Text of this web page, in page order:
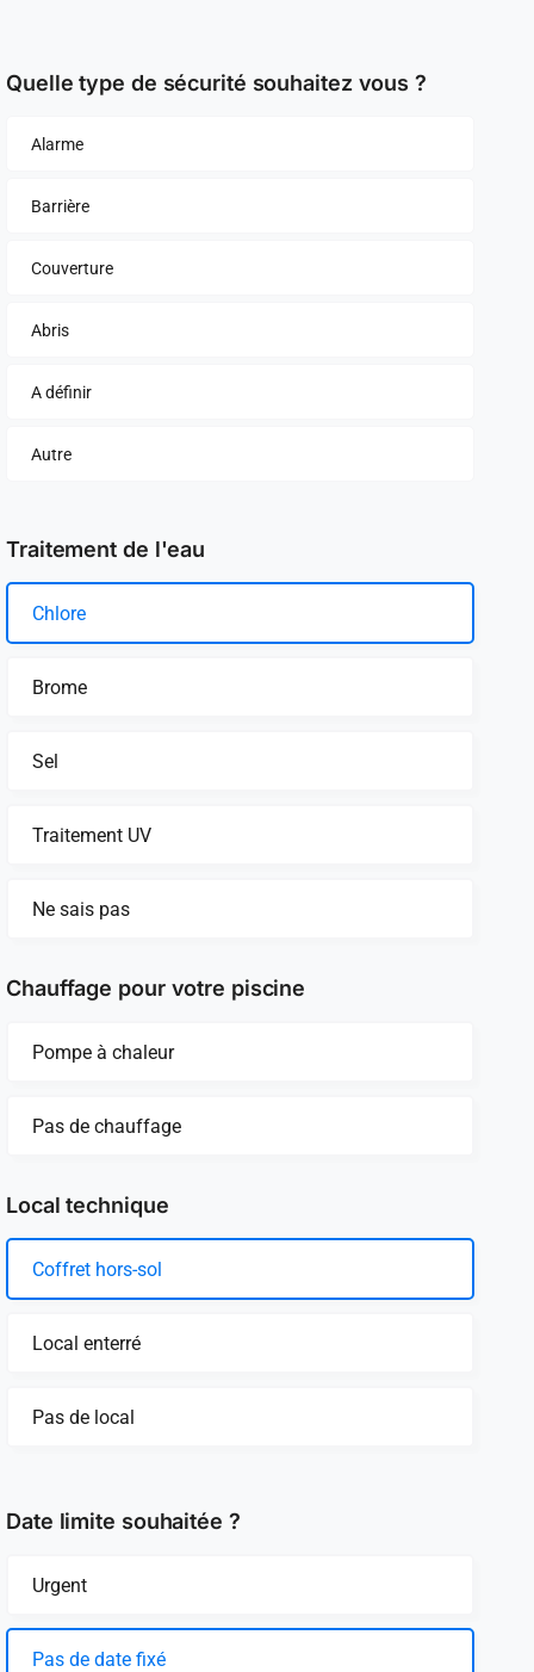
Quelle type de sécurité souhaitez vous ?
Alarme
Barrière
Couverture
Abris
A définir
Autre
Traitement de l'eau
Chlore
Brome
Sel
Traitement UV
Ne sais pas
Chauffage pour votre piscine
Pompe à chaleur
Pas de chauffage
Local technique
Coffret hors-sol
Local enterré
Pas de local
Date limite souhaitée ?
Urgent
Pas de date fixé